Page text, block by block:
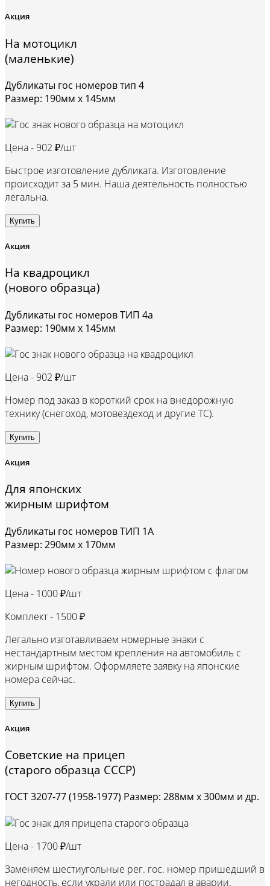
Акция
На мотоцикл
(маленькие)
Дубликаты гос номеров тип 4
Размер: 190мм х 145мм
Цена - 902 ₽/шт
Быстрое изготовление дубликата. Изготовление
происходит за 5 мин. Наша деятельность полностью
легальна.
Купить
Акция
На квадроцикл
(нового образца)
Дубликаты гос номеров ТИП 4а
Размер: 190мм х 145мм
Цена - 902 ₽/шт
Номер под заказ в короткий срок на внедорожную
технику (снегоход, мотовездеход и другие ТС).
Купить
Акция
Для японских
жирным шрифтом
Дубликаты гос номеров ТИП 1А
Размер: 290мм х 170мм
Цена - 1000 ₽/шт
Комплект - 1500 ₽
Легально изготавливаем номерные знаки с
нестандартным местом крепления на автомобиль с
жирным шрифтом. Оформляете заявку на японские
номера сейчас.
Купить
Акция
Советские на прицеп
(старого образца СССР)
ГОСТ 3207-77 (1958-1977) Размер: 288мм х 300мм и др.
Цена - 1700 ₽/шт
Заменяем шестиугольные рег. гос. номер пришедший в
негодность, если украли или пострадал в аварии.